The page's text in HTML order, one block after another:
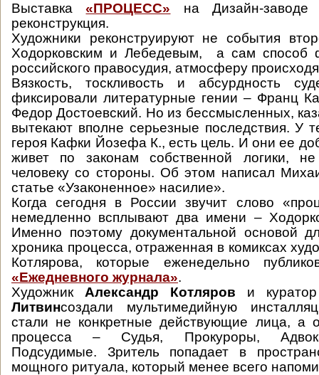
Выставка«ПРОЦЕСС» на Дизайн-
реконструкция.
Художники реконструируют не события
Ходорковским и Лебедевым, а сам способ
российского правосудия, атмосферу
Вязкость, тоскливость и абсурдность
фиксировали литературные гении – Франц
Федор Достоевский. Но из бессмысленных,
вытекают вполне серьезные последствия. У
героя Кафки Йозефа К., есть цель. И они ее
живет по законам собственной логики, не
человеку со стороны. Об этом написал
статье «Узаконенное» насилие».
Когда сегодня в России звучит слово
немедленно всплывают два имени –
Именно поэтому документальной основой
хроника процесса, отраженная в комиксах
Котлярова, которые еженедельно
«Ежедневного журнала».
Художник Александр Котляров и
Литвинсоздали мультимедийную
стали не конкретные действующие лица, а
процесса – Судья, Прокуроры,
Подсудимые. Зритель попадает в
мощного ритуала, который менее всего